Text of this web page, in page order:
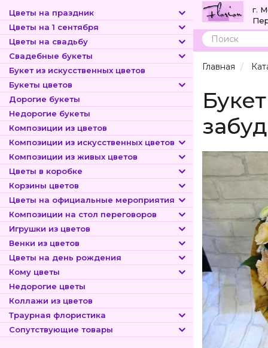
Цветы на праздник
Цветы на 1 сентября
Цветы на свадьбу
Свадебные букеты
Букет из искусственных цветов
Букеты цветов
Дорогие букеты
Недорогие букеты
Композиции из цветов
Композиции из искусственных цветов
Композиции из живых цветов
Цветы в коробке
Корзины цветов
Цветы на официальные мероприятия
Композиции на стол переговоров
Игрушки из цветов
Венки из цветов
Цветы на день рождения
Кому цветы
Недорогие цветы
Коллажи из цветов
Траурная флористика
Сопутствующие товары
г.
Поиск
Главная